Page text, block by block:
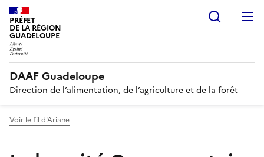
PRÉFET
DE LA RÉGION
GUADELOUPE
DAAF Guadeloupe
Direction de l’alimentation, de l’agriculture et de la forêt
Voir le fil d'Ariane